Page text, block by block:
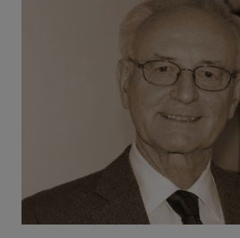
SPD trauert um Klaus Hänsch